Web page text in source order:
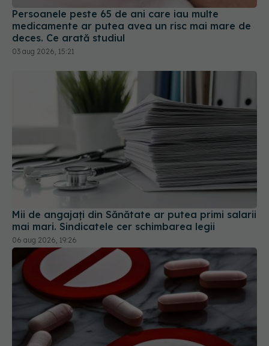
03 aug 2026, 15:21
Mii de angajați din Sănătate ar putea primi salarii
mai mari. Sindicatele cer schimbarea legii